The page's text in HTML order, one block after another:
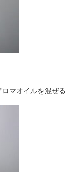
マオイルを混ぜる